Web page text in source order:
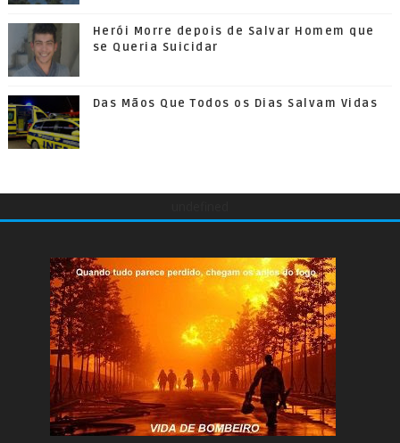
Herói Morre depois de Salvar Homem que
se Queria Suicidar
Das Mãos Que Todos os Dias Salvam Vidas